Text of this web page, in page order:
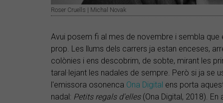
Roser Cruells | Michal Novak
Avui posem fi al mes de novembre i sembla
prop. Les llums dels carrers ja estan enceses,
colònies i ens descobrim, de sobte, mirant les
taral·lejant les nadales de sempre. Però si ja se
l'emissora osonenca Ona Digital ens porta
nadal: Petits regals d'elles (Ona Digital, 2018).